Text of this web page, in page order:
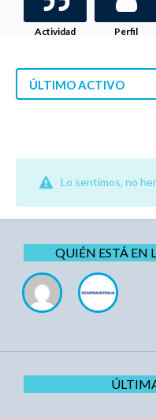
Actividad Perfil
ÚLTIMO ACTIVO
Lo sentimos, no
QUIÉN ESTÁ EN